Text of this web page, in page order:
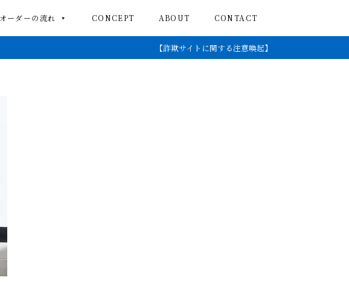
オーダーの流れ CONCEPT ABOUT CONTACT
【詐欺サイトに関する注意喚起】